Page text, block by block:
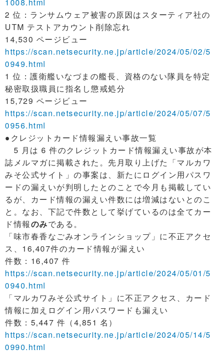
1008.html
2 位：ランサムウェア被害の原因はスターティア社の
UTM テストアカウント削除忘れ
14,530 ページビュー
https://scan.netsecurity.ne.jp/article/2024/05/02/5
0949.html
1 位：護衛艦いなづまの艦長、資格のない隊員を特定
秘密取扱職員に指名し懲戒処分
15,729 ページビュー
https://scan.netsecurity.ne.jp/article/2024/05/07/5
0956.html
●クレジットカード情報漏えい事故一覧
5 月は 6 件のクレジットカード情報漏えい事故が本
誌メルマガに掲載された。先月取り上げた「マルカワ
みそ公式サイト」の事案は、新たにログイン用パスワ
ードの漏えいが判明したとのことで今月も掲載してい
るが、カード情報の漏えい件数には増減はないとのこ
と。なお、下記で件数として挙げているのは全てカー
ド情報のみである。
「味市春香なごみオンラインショップ」に不正アクセ
ス、16,407件のカード情報が漏えい
件数：16,407 件
https://scan.netsecurity.ne.jp/article/2024/05/01/5
0940.html
「マルカワみそ公式サイト」に不正アクセス、カード
情報に加えログイン用パスワードも漏えい
件数：5,447 件（4,851 名）
https://scan.netsecurity.ne.jp/article/2024/05/14/5
0990.html